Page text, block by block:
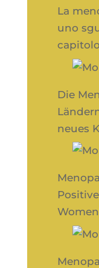
La
uno
Die
neues